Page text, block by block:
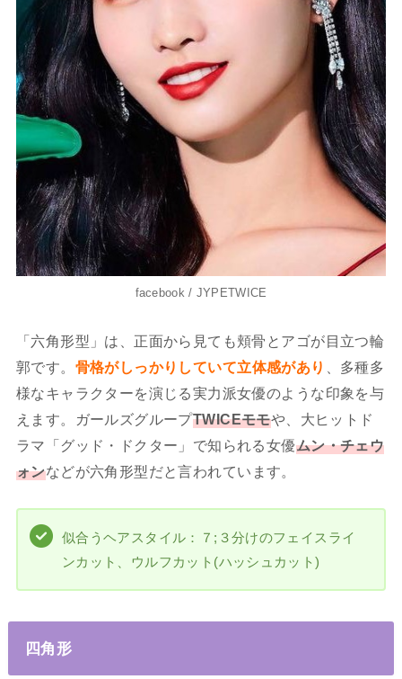
facebook / JYPETWICE
「六角形型」は、正面から見ても頬骨とアゴが目立つ輪
郭です。 骨格がしっかりしていて立体感があり
、多種多
様なキャラクターを演じる実力派女優のような印象を与
えます。ガールズグループTWICEモモや、大ヒットド
ラマ「グッド・ドクター」で知られる女優ムン・チェウ
ォンなどが六角形型だと言われています。
似合うヘアスタイル：７;３分けのフェイスライ
ンカット、ウルフカット(ハッシュカット)
四角形